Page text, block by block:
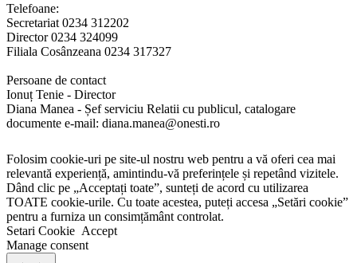
Telefoane:
Secretariat 0234 312202
Director 0234 324099
Filiala Cosânzeana 0234 317327
Persoane de contact
Ionuț Tenie - Director
Diana Manea - Șef serviciu Relatii cu publicul, catalogare
documente e-mail: diana.manea@onesti.ro
Folosim cookie-uri pe site-ul nostru web pentru a vă oferi cea mai
relevantă experiență, amintindu-vă preferințele și repetând vizitele.
Dând clic pe „Acceptați toate”, sunteți de acord cu utilizarea
TOATE cookie-urile. Cu toate acestea, puteți accesa „Setări cookie”
pentru a furniza un consimțământ controlat.
Setari Cookie Accept
Manage consent